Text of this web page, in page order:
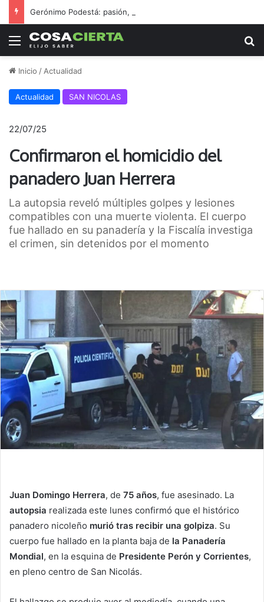
Menú
Inicio / Actualidad
Actualidad SAN NICOLAS
22/07/25
Confirmaron el homicidio del
panadero Juan Herrera
La autopsia reveló múltiples golpes y lesiones
compatibles con una muerte violenta. El cuerpo
fue hallado en su panadería y la Fiscalía investiga
el crimen, sin detenidos por el momento
Juan Domingo Herrera, de 75 años, fue asesinado. La
autopsia realizada este lunes confirmó que el histórico
panadero nicoleño murió tras recibir una golpiza. Su
cuerpo fue hallado en la planta baja de la Panadería
Mondial, en la esquina de Presidente Perón y Corrientes,
en pleno centro de San Nicolás.